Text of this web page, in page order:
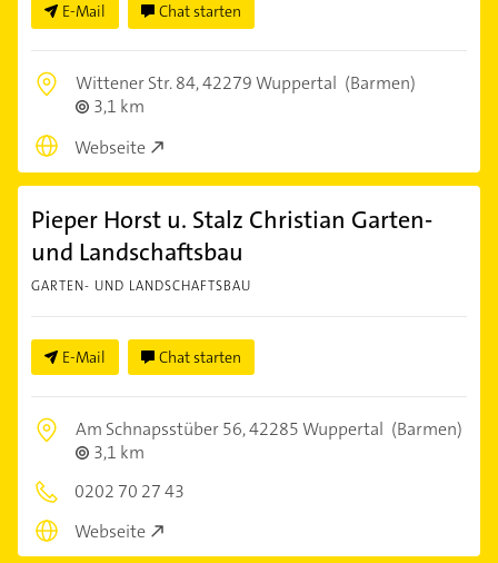
E-Mail Chat starten
Wittener Str. 84,42279 Wuppertal (Barmen)
3,1 km
Webseite
Pieper Horst u. Stalz Christian Garten-
und Landschaftsbau
GARTEN- UND LANDSCHAFTSBAU
E-Mail Chat starten
Am Schnapsstüber 56,42285 Wuppertal (Barmen)
3,1 km
0202 70 27 43
Webseite